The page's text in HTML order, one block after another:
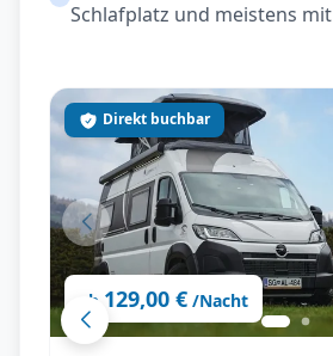
Schlafplatz und meistens mit
ab 129,00 € /Nacht
Direkt buchbar